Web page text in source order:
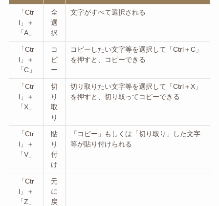
「Ctr
l」＋
「A」
全
選
択
文字がすべて選択される
「Ctr
l」＋
「C」
コ
ピ
ー
コピーしたい文字等を選択して「Ctrl＋C」
を押すと、コピーできる
「Ctr
l」＋
「X」
切
り
取
り
切り取りたい文字等を選択して「Ctrl＋X」
を押すと、切り取ってコピーできる
「Ctr
l」＋
「V」
貼
り
付
け
「コピー」もしくは「切り取り」した文字
等が貼り付けられる
「Ctr
l」＋
「Z」
元
に
戻